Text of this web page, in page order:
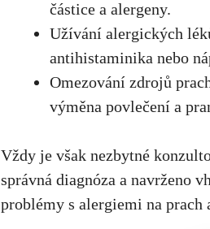
částice ⁢a alergeny.
Užívání alergických
⁢antihistaminika nebo
Omezování zdrojů
výměna povlečení a
Vždy je však ‌nezbytné
správná diagnóza a navrženo
problémy s alergiemi na prach